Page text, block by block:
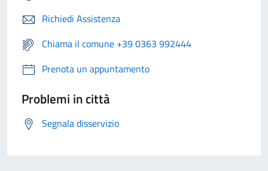
Richiedi Assistenza
Chiama il comune +39 0363 992444
Prenota un appuntamento
Problemi in città
Segnala disservizio